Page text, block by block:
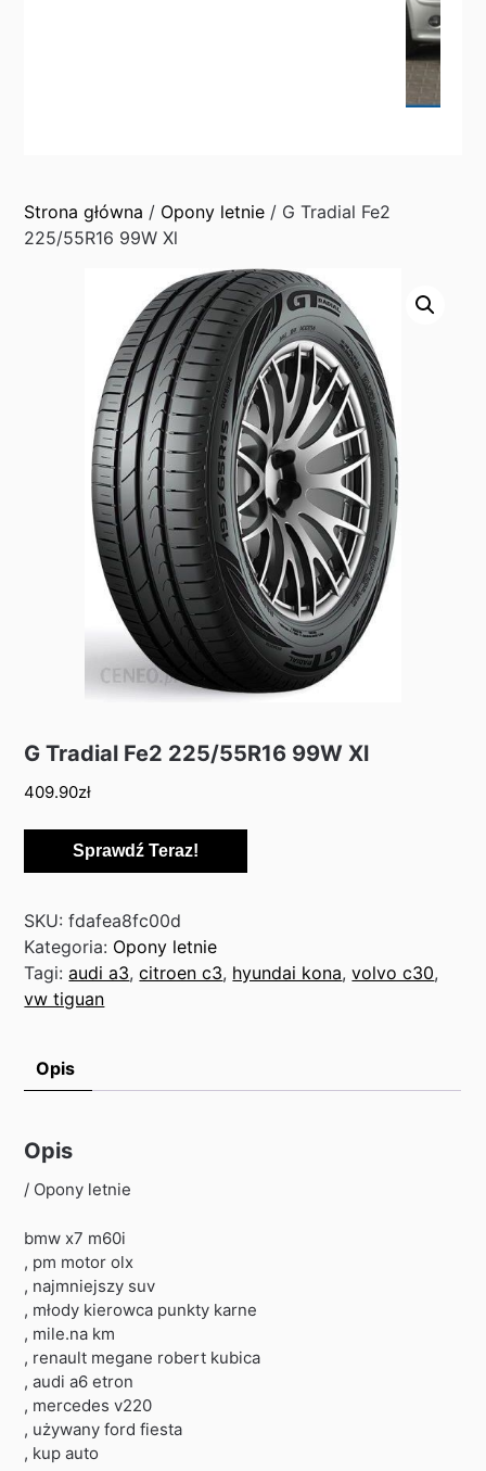
Strona główna / Opony letnie / G Tradial Fe2
225/55R16 99W Xl
G Tradial Fe2 225/55R16 99W Xl
409.90zł
Sprawdź Teraz!
SKU:fdafea8fc00d
Kategoria: Opony letnie
Tagi:audi a3,citroen c3, hyundai kona,volvo c30,
vw tiguan
Opis
Opis
/ Opony letnie
bmw x7 m60i
, pm motor olx
, najmniejszy suv
, młody kierowca punkty karne
, mile.na km
, renault megane robert kubica
, audi a6 etron
, mercedes v220
, używany ford fiesta
, kup auto